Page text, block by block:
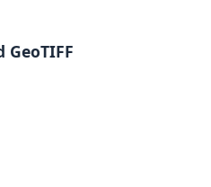
GeoTIFF